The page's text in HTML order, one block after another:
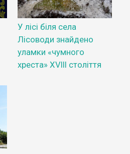
У лісі біля села
Лісоводи знайдено
уламки «чумного
хреста» XVIII століття